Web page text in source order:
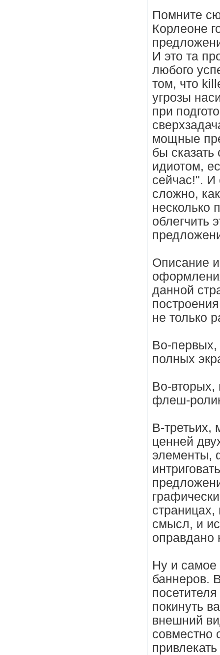
Помните
Корлеоне
И это та
любого
том, что
угрозы
при
мощные
бы
идиотом,
сейчас!". И
сложно,
несколько
облегчить
Описание
данной
не только
Во-
полных
Во-вторых,
флеш-
В-третьих,
ценней
элементы,
смысл, и
оправдано
Ну и самое
баннеров.
покинуть
внешний
совместно